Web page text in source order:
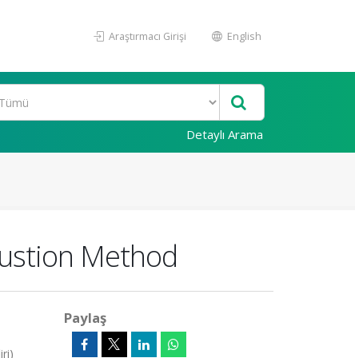
Araştırmacı Girişi English
Detaylı Arama
Method
Paylaş